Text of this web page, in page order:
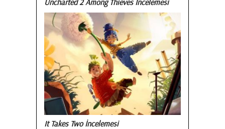
Uncharted 2 Among Thieves İncelemesi
It Takes Two İncelemesi